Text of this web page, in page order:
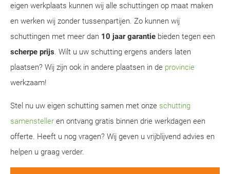
eigen werkplaats kunnen wij alle schuttingen op maat maken
en werken wij zonder tussenpartijen. Zo kunnen wij
schuttingen met meer dan 10 jaar garantie bieden tegen een
scherpe prijs. Wilt u uw schutting ergens anders laten
plaatsen? Wij zijn ook in andere plaatsen in de provincie
werkzaam!
Stel nu uw eigen schutting samen met onze schutting
samensteller en ontvang gratis binnen drie werkdagen een
offerte. Heeft u nog vragen? Wij geven u vrijblijvend advies en
helpen u graag verder.